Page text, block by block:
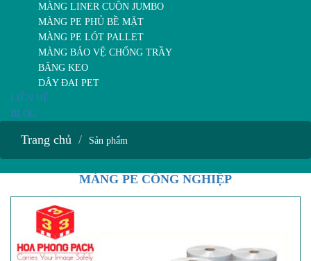
MÀNG LINER CUỘN JUMBO
MÀNG PE PHỦ BỀ MẶT
MÀNG PE LÓT PALLET
MÀNG BẢO VỆ CHỐNG TRẦY
BĂNG KEO
DÂY ĐAI PET
LIÊN HỆ
BLOG
Trang chủ Sản phẩm
MÀNG PE CÔNG NGHIỆP